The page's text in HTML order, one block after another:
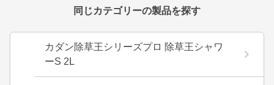
同じカテゴリーの製品を探す
カダン除草王シリーズプロ 除草王シャワ
ーS 2L